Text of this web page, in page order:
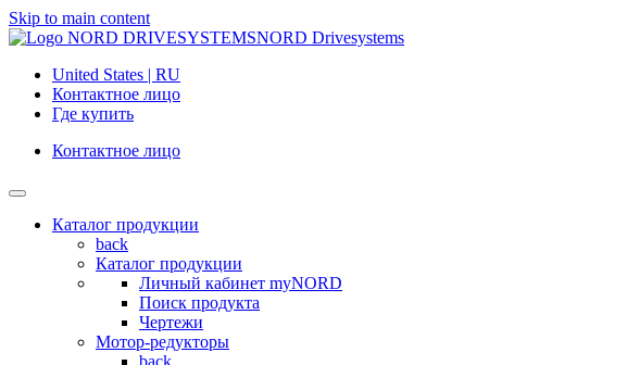
Skip to main content
NORD Drivesystems
United States | RU
Контактное лицо
Где купить
Контактное лицо
Каталог продукции
back
Каталог продукции
Личный кабинет myNORD
Поиск продукта
Чертежи
Мотор-редукторы
back